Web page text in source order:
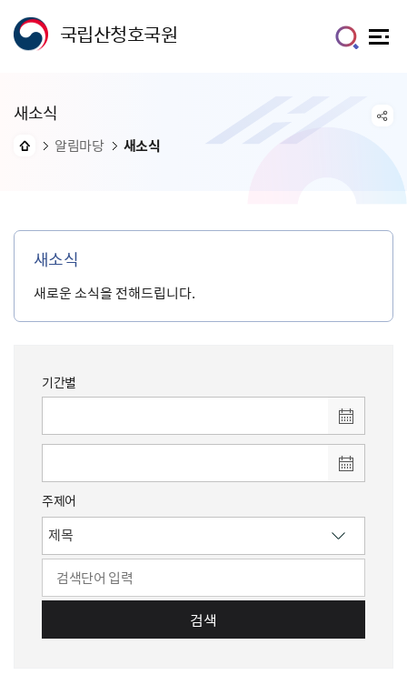
국립산청호국원
새소식
알림마당 새소식
새소식
새로운 소식을 전해드립니다.
기간별
주제어
검색